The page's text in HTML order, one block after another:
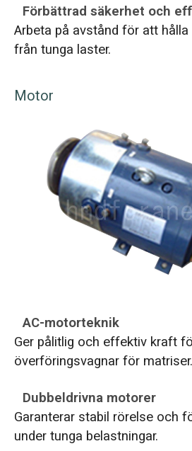
Förbättrad säkerhet och
Arbeta på avstånd för att
från tunga laster.
Motor
AC-motorteknik
Ger pålitlig och effektiv kraft
överföringsvagnar för matriser.
Dubbeldrivna motorer
Garanterar stabil rörelse och
under tunga belastningar.